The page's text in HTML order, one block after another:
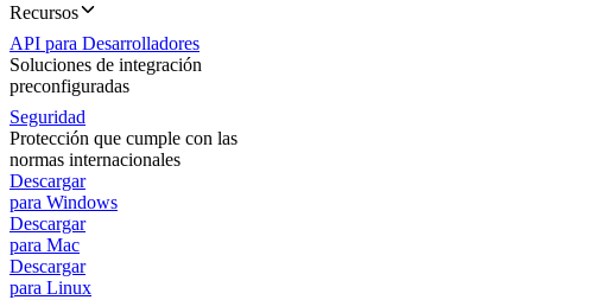
Recursos
API para Desarrolladores
Soluciones de integración
preconfiguradas
Seguridad
Protección que cumple con las
normas internacionales
Descargar
para Windows
Descargar
para Mac
Descargar
para Linux